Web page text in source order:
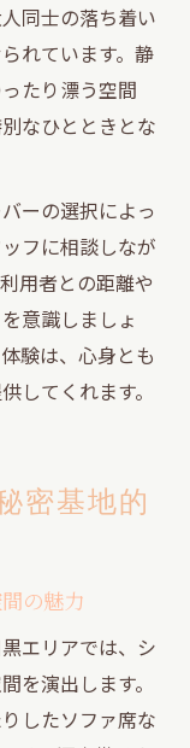
同士の落ち着い
れています。静
たり漂う空間
なひとときとな
ーの選択によっ
フに相談しなが
用者との距離や
意識しましょ
験は、心身とも
してくれます。
密基地的
の魅力
エリアでは、シ
を演出します。
したソファ席な